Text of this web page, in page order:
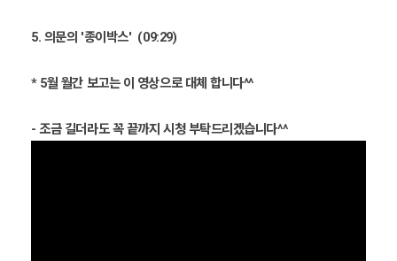
5. 의문의 '종이박스' (09:29)
* 5월 월간 보고는 이 영상으로 대체 합니다^^
- 조금 길더라도 꼭 끝까지 시청 부탁드리겠습니다^^